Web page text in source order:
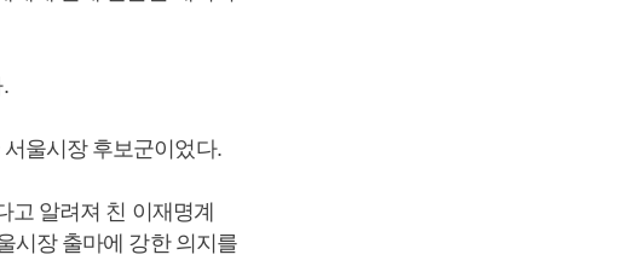
울시장 후보군이었다.
고 알려져 친 이재명계
시장 출마에 강한 의지를